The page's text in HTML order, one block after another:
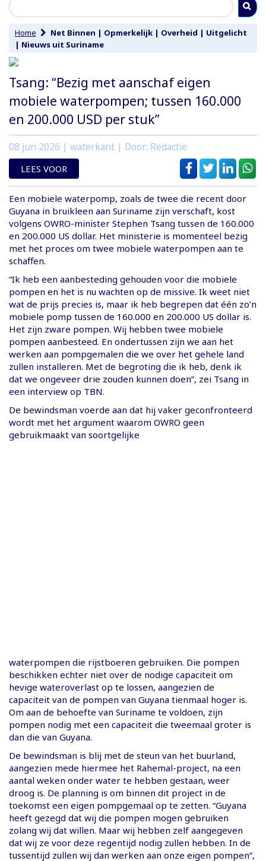
Home Net Binnen | Opmerkelijk | Overheid | Uitgelicht
| Nieuws uit Suriname
Tsang: “Bezig met aanschaf eigen
mobiele waterpompen; tussen 160.000
en 200.000 USD per stuk”
08 jun 2026 | waterkant | Door: Redactie
LEES VOOR
Een mobiele waterpomp, zoals de twee die recent door
Guyana in bruikleen aan Suriname zijn verschaft, kost
volgens OWRO-minister Stephen Tsang tussen de 160.000
en 200.000 US dollar. Het ministerie is momenteel bezig
met het proces om twee mobiele waterpompen aan te
schaffen.
“Ik heb een aanbesteding gehouden voor die mobiele
pompen en het is nu wachten op de missive. Ik weet niet
wat de prijs precies is, maar ik heb begrepen dat één zo’n
mobiele pomp tussen de 160.000 en 200.000 US dollar is.
Het zijn zware pompen. Wij hebben twee mobiele
pompen aanbesteed. En ondertussen zijn we aan het
werken aan pompgemalen die we over het gehele land
zullen installeren. Met de begroting die ik heb, denk ik
dat we ongeveer drie zouden kunnen doen”, zei Tsang in
een interview op TBN.
De bewindsman voerde aan dat hij vaker geconfronteerd
wordt met het argument waarom OWRO geen
gebruikmaakt van soortgelijke
waterpompen die rijstboeren gebruiken. Die pompen
beschikken echter niet over de nodige capaciteit om
hevige wateroverlast op te lossen, aangezien de
capaciteit van de pompen van Guyana tienmaal hoger is.
Om aan de behoefte van Suriname te voldoen, zijn
pompen nodig met een capaciteit die tweemaal groter is
dan die van Guyana.
De bewindsman is blij met de steun van het buurland,
aangezien mede hiermee het Rahemal-project, na een
aantal weken onder water te hebben gestaan, weer
droog is. De planning is om binnen dit project in de
toekomst een eigen pompgemaal op te zetten. “Guyana
heeft gezegd dat wij die pompen mogen gebruiken
zolang wij dat willen. Maar wij hebben zelf aangegeven
dat wij ze voor deze regentijd nodig zullen hebben. In de
tussentijd zullen wij dan werken aan onze eigen pompen”,